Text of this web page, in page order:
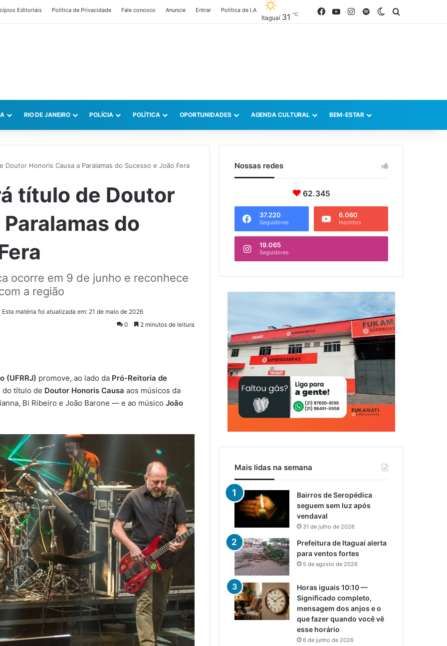
Editoriais Política de Privacidade Fale conosco Anuncie Entrar Política de I.A
Itaguaí 31 ℃ FacebookYouTubeInstagram
SpotifySwitch skin
RIO DE JANEIRO POLÍCIA POLÍTICA OPORTUNIDADES AGENDA CULTURAL BEM-ESTAR
Doutor Honoris Causa a Paralamas do Sucesso e João Fera
título de Doutor
do
ocorre em 9 de junho e reconhece
a região
Esta matéria foi atualizada em: 21 de maio de 2026
0
2 minutos de leitura
(UFRRJ) promove, ao lado da Pró-Reitoria de
do título de Doutor Honoris Causa aos músicos da
Bi Ribeiro e João Barone — e ao músico João
Nossas redes
62.345
37.220
Seguidores
6.060
Inscritos
19.065
Seguidores
Mais lidas na semana
Bairros de Seropédica
seguem sem luz após
vendaval
31 de julho de 2026
Prefeitura de Itaguaí alerta
para ventos fortes
5 de agosto de 2026
Horas iguais 10:10 —
Significado completo,
mensagem dos anjos e o
que fazer quando você vê
esse horário
6 de junho de 2026